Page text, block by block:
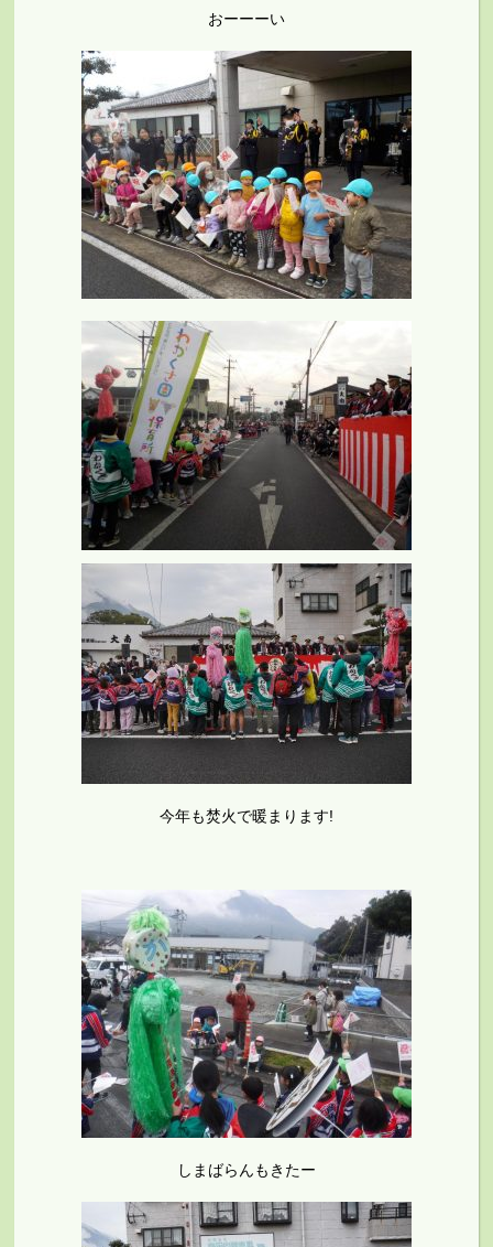
おーーーい
今年も焚火で暖まります!
しまばらんもきたー